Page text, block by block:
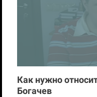
Как нужно
Богачев